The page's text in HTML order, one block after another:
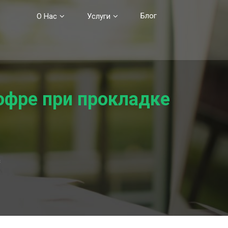
О Нас Услуги Блог
при прокладке